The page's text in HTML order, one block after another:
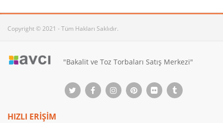
Copyright © 2021 - Tüm Hakları Saklıdır.
"Bakalit ve Toz Torbaları Satış Merkezi"
HIZLI ERİŞİM